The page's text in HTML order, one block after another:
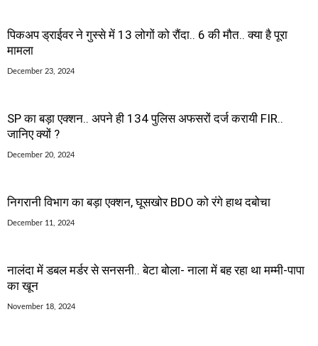
पिकअप ड्राईवर ने गुस्से में 13 लोगों को रौंदा.. 6 की मौत.. क्या है पूरा
मामला
December 23, 2024
SP का बड़ा एक्शन.. अपने ही 134 पुलिस अफसरों दर्ज करायी FIR..
जानिए क्यों ?
December 20, 2024
निगरानी विभाग का बड़ा एक्शन, घूसखोर BDO को रंगे हाथ दबोचा
December 11, 2024
नालंदा में डबल मर्डर से सनसनी.. बेटा बोला- नाला में बह रहा था मम्मी-पापा
का खून
November 18, 2024